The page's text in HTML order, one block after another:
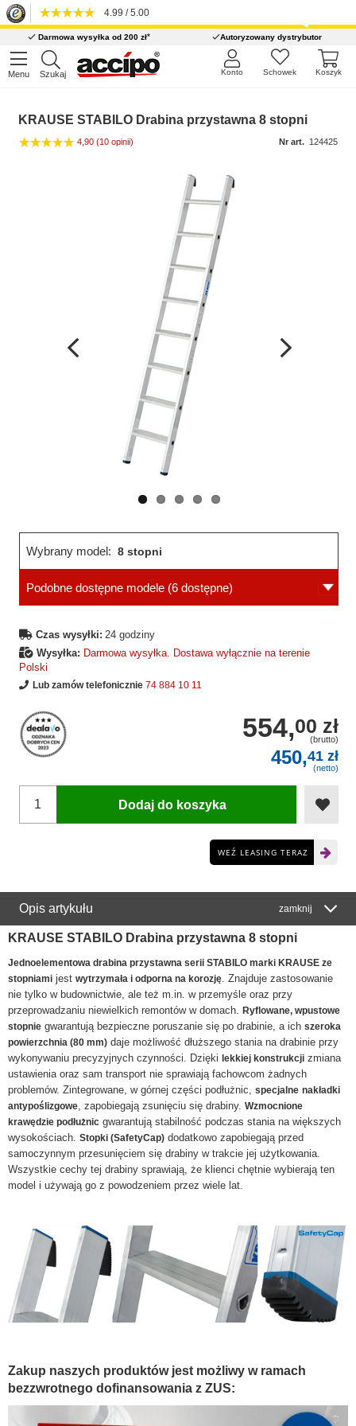
4.99 / 5.00
Darmowa wysyłka od 200 zł* Autoryzowany dystrybutor
Menu Szukaj Koszyk
Schowek
Konto
KRAUSE STABILO Drabina przystawna 8 stopni
4,90 (10 opinii) Nr art. 124425
Wybrany model: 8 stopni
Podobne dostępne modele (6 dostępne)
Czas wysyłki: 24 godziny
Wysyłka: Darmowa wysyłka. Dostawa wyłącznie na terenie
Polski
Lub zamów telefonicznie 74 884 10 11
554,00 zł
(brutto)
450,41 zł
(netto)
Dodaj do koszyka
WEŹ LEASING TERAZ
Opis artykułu zamknij
KRAUSE STABILO Drabina przystawna 8 stopni
Jednoelementowa drabina przystawna serii STABILO marki KRAUSE ze
stopniami jest wytrzymała i odporna na korozję. Znajduje zastosowanie
nie tylko w budownictwie, ale też m.in. w przemyśle oraz przy
przeprowadzaniu niewielkich remontów w domach. Ryflowane, wpustowe
stopnie gwarantują bezpieczne poruszanie się po drabinie, a ich szeroka
powierzchnia (80 mm) daje możliwość dłuższego stania na drabinie przy
wykonywaniu precyzyjnych czynności. Dzięki lekkiej konstrukcji zmiana
ustawienia oraz sam transport nie sprawiają fachowcom żadnych
problemów. Zintegrowane, w górnej części podłużnic, specjalne nakładki
antypoślizgowe, zapobiegają zsunięciu się drabiny. Wzmocnione
krawędzie podłużnic gwarantują stabilność podczas stania na większych
wysokościach. Stopki (SafetyCap) dodatkowo zapobiegają przed
samoczynnym przesunięciem się drabiny w trakcie jej użytkowania.
Wszystkie cechy tej drabiny sprawiają, że klienci chętnie wybierają ten
model i używają go z powodzeniem przez wiele lat.
Zakup naszych produktów jest możliwy w ramach
bezzwrotnego dofinansowania z ZUS: